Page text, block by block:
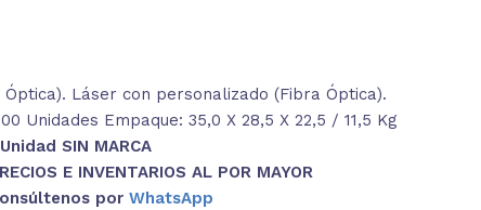
Láser con personalizado (Fibra Óptica).
Unidades Empaque: 35,0 X 28,5 X 22,5 / 11,5 Kg
SIN MARCA
E INVENTARIOS AL POR MAYOR
por WhatsApp